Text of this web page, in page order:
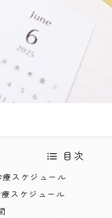
目次
スケジュール
スケジュール